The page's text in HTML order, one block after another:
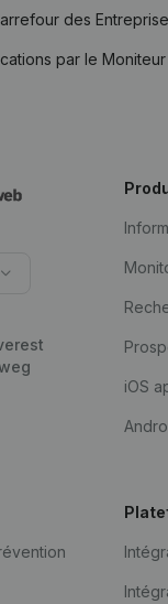
des
par le
iOS